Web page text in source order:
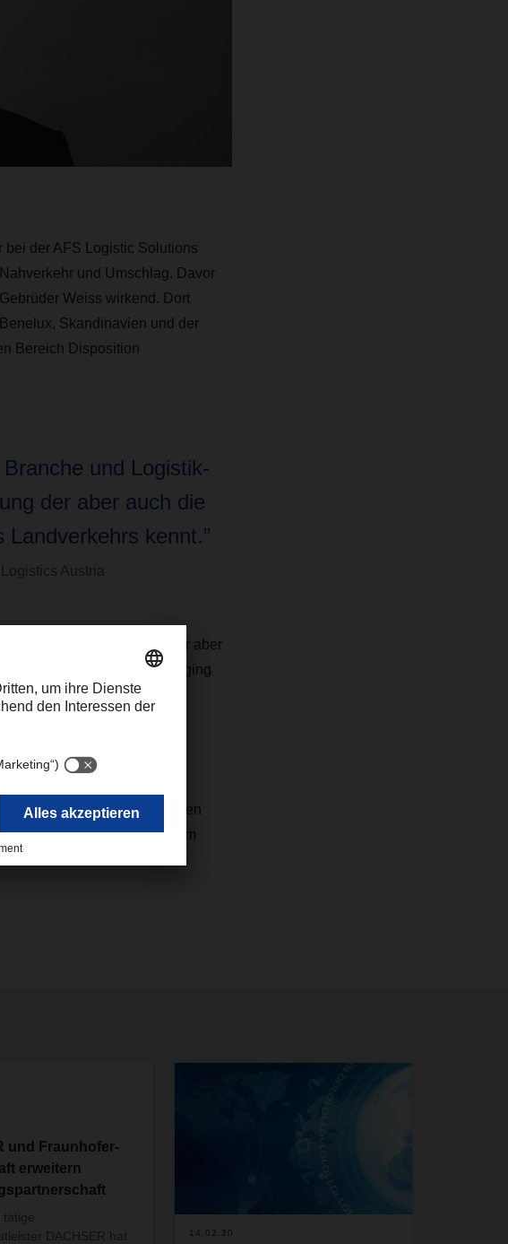
bei der AFS Logistic Solutions
und Umschlag. Davor
Weiss wirkend. Dort
Skandinavien und der
Bereich Disposition
und Logistik-
der aber auch die
kennt.”
Austria
langjähriger Erfahrung der aber
Günter Hirschbeck, Managing
Innsbrucker Herbstmesse den
Herr Kloker direkt dem
und Fraunhofer-
erweitern
tätige
DACHSER hat
14.02.20